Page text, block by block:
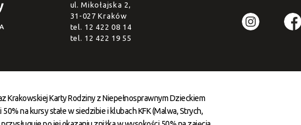
ul. Mikołajska 2,
31-027 Kraków
tel. 12 422 08 14
tel. 12 422 19 55
Krakowskiej Karty Rodziny z Niepełnosprawnym Dzieckiem
na kursy stałe w siedzibie i klubach KFK (Malwa, Strych,